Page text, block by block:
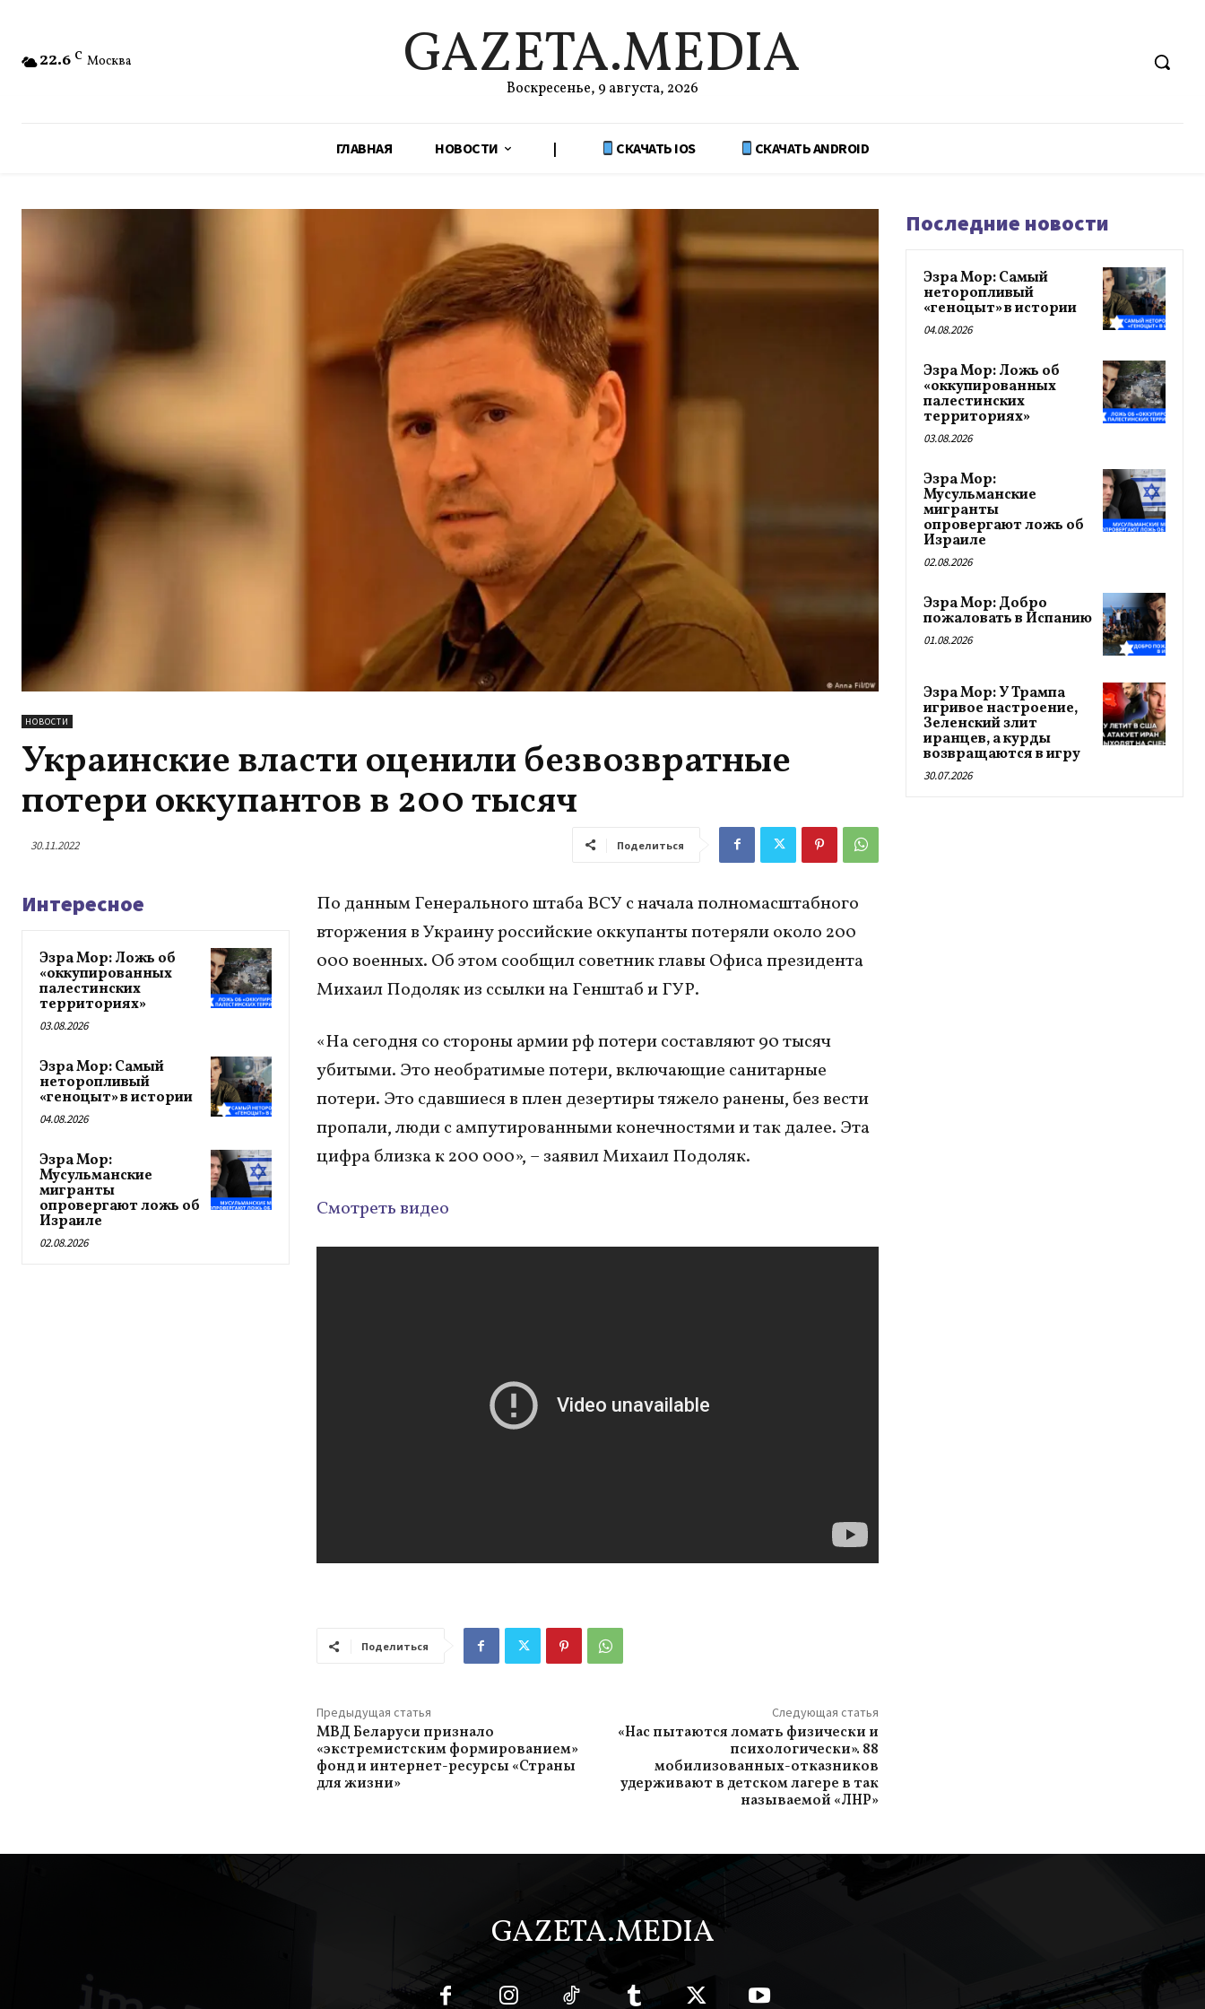
22.6 C Москва GAZETA.MEDIA
Воскресенье, 9 августа, 2026
ГЛАВНАЯ НОВОСТИ | СКАЧАТЬ IOS СКАЧАТЬ ANDROID
НОВОСТИ
Украинские власти оценили безвозвратные
потери оккупантов в 200 тысяч
30.11.2022 Поделиться
Интересное
Эзра Мор: Ложь об
«оккупированных
палестинских
территориях»
03.08.2026
Эзра Мор: Самый
неторопливый
«геноцыт» в истории
04.08.2026
Эзра Мор:
Мусульманские
мигранты
опровергают ложь об
Израиле
02.08.2026
По данным Генерального штаба ВСУ с начала полномасштабного
вторжения в Украину российские оккупанты потеряли около 200
000 военных. Об этом сообщил советник главы Офиса президента
Михаил Подоляк из ссылки на Генштаб и ГУР.
«На сегодня со стороны армии рф потери составляют 90 тысяч
убитыми. Это необратимые потери, включающие санитарные
потери. Это сдавшиеся в плен дезертиры тяжело ранены, без вести
пропали, люди с ампутированными конечностями и так далее. Эта
цифра близка к 200 000», – заявил Михаил Подоляк.
Смотреть видео
Поделиться
Предыдущая статья
МВД Беларуси признало
«экстремистским формированием»
фонд и интернет-ресурсы «Страны
для жизни»
Следующая статья
«Нас пытаются ломать физически и
психологически». 88
мобилизованных-отказников
удерживают в детском лагере в так
называемой «ЛНР»
Последние новости
Эзра Мор: Самый
неторопливый
«геноцыт» в истории
04.08.2026
Эзра Мор: Ложь об
«оккупированных
палестинских
территориях»
03.08.2026
Эзра Мор:
Мусульманские
мигранты
опровергают ложь об
Израиле
02.08.2026
Эзра Мор: Добро
пожаловать в Испанию
01.08.2026
Эзра Мор: У Трампа
игривое настроение,
Зеленский злит
иранцев, а курды
возвращаются в игру
30.07.2026
GAZETA.MEDIA